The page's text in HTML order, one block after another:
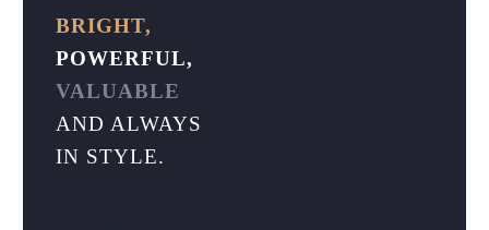
BRIGHT,
POWERFUL,
VALUABLE
AND ALWAYS
IN STYLE.